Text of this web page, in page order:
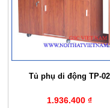
Tủ phụ di động TP-02
1.936.400 ₫